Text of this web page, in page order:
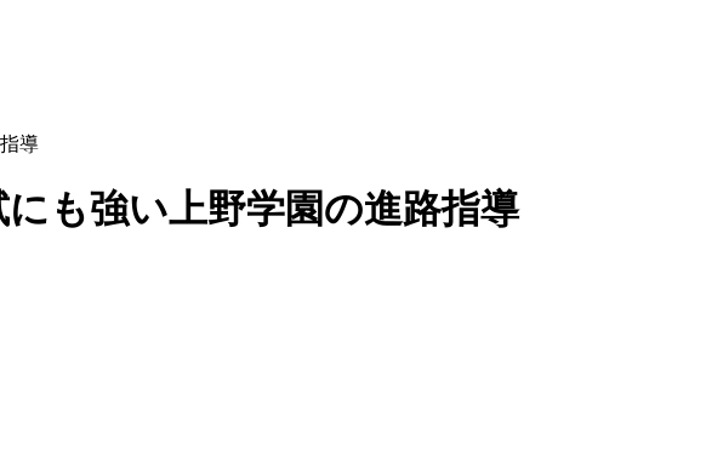
導
も強い上野学園の進路指導